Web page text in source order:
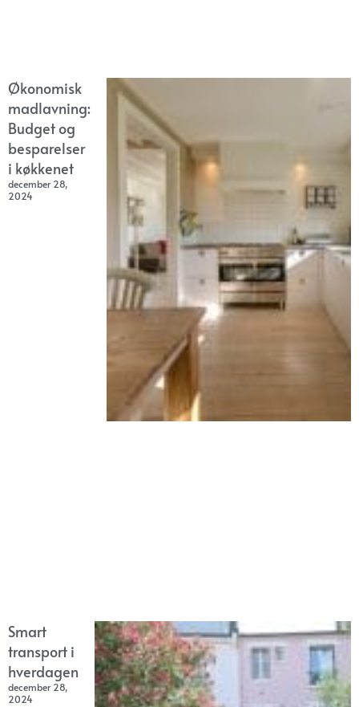
Økonomisk
madlavning:
Budget og
besparelser
i køkkenet
december 28,
2024
Smart
transport i
hverdagen
december 28,
2024